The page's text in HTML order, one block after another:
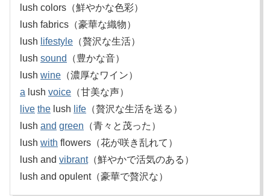
lush colors（鮮やかな色彩）
lush fabrics（豪華な織物）
lush lifestyle （贅沢な生活）
lush sound
（豊かな音）
lush wine （濃厚なワイン）
a lush voice （甘美な声）
live the lush life （贅沢な生活を送る）
lush and green （青々と茂った）
lush with flowers（花が咲き乱れて）
lush and vibrant（鮮やかで活気のある）
lush and opulent（豪華で贅沢な）